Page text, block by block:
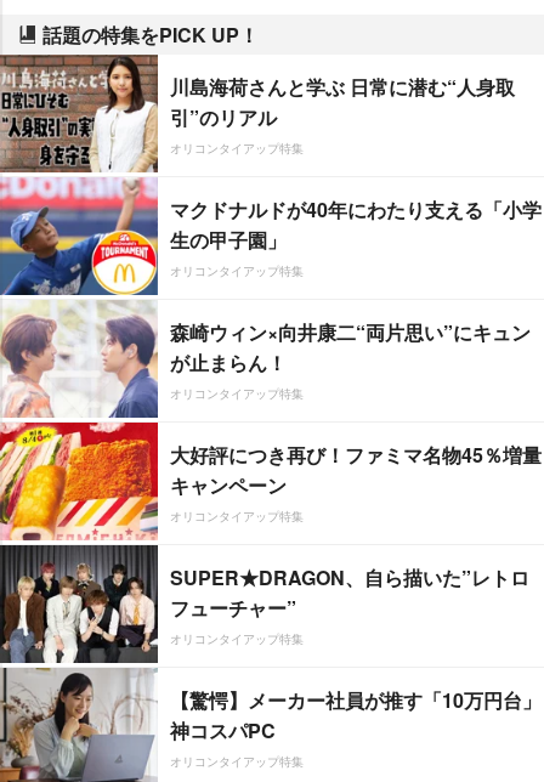
話題の特集をPICK UP！
川島海荷さんと学ぶ 日常に潜む“人身取
引”のリアル
オリコンタイアップ特集
マクドナルドが40年にわたり支える「小学
生の甲子園」
オリコンタイアップ特集
森崎ウィン×向井康二“両片思い”にキュン
が止まらん！
オリコンタイアップ特集
大好評につき再び！ファミマ名物45％増量
キャンペーン
オリコンタイアップ特集
SUPER★DRAGON、自ら描いた”レトロ
フューチャー”
オリコンタイアップ特集
【驚愕】メーカー社員が推す「10万円台」
神コスパPC
オリコンタイアップ特集